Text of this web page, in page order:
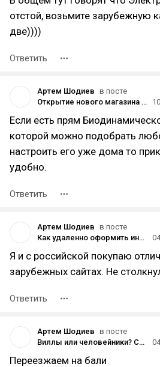
отстой, возьмите зарубежную
две))))
Ответить
Артем Шодиев в посте
Открытие нового магазина Arlight: Революция в мире освещения
Если есть прям
которой можно подобрать
настроить его уже дома то
удобно.
Ответить
Артем Шодиев в посте
Как удаленно оформить иностранную карту из России
Я и с российской покупаю
зарубежных сайтах. Не
Ответить
Артем Шодиев в посте
Виллы или человейники? Сравниваем привлекательность недвижимости Бали и Москвы
Переезжаем на бали